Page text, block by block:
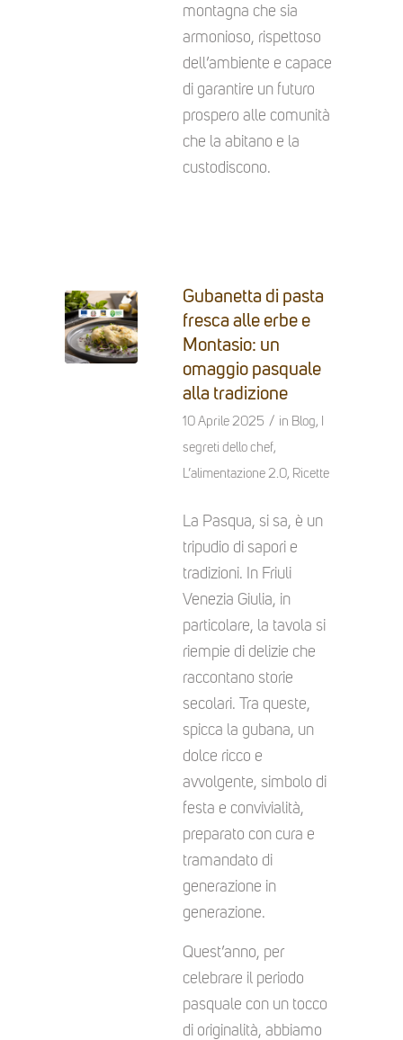
montagna che sia
armonioso, rispettoso
dell’ambiente e capace
di garantire un futuro
prospero alle comunità
che la abitano e la
custodiscono.
Gubanetta di pasta
fresca alle erbe e
Montasio: un
omaggio pasquale
alla tradizione
10 Aprile 2025 / in Blog, I
segreti dello chef,
L’alimentazione 2.0, Ricette
La Pasqua, si sa, è un
tripudio di sapori e
tradizioni. In Friuli
Venezia Giulia, in
particolare, la tavola si
riempie di delizie che
raccontano storie
secolari. Tra queste,
spicca la gubana, un
dolce ricco e
avvolgente, simbolo di
festa e convivialità,
preparato con cura e
tramandato di
generazione in
generazione.
Quest’anno, per
celebrare il periodo
pasquale con un tocco
di originalità, abbiamo